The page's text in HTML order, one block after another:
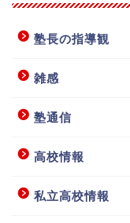
塾長の指導観
雑感
塾通信
高校情報
私立高校情報